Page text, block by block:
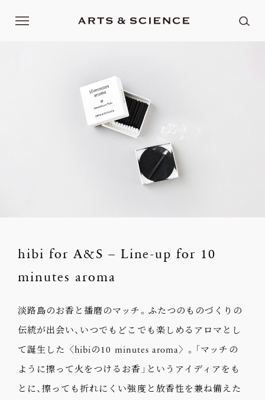
hibi for A&S – Line-up for 10
minutes aroma
淡路島のお香と播磨のマッチ。ふたつのものづくりの
伝統が出会い、いつでもどこでも楽しめるアロマとし
て誕生した〈hibiの10 minutes aroma〉。「マッチの
ように擦って火をつけるお香」というアイディアをも
とに、擦っても折れにくい強度と放香性を兼ね備えた